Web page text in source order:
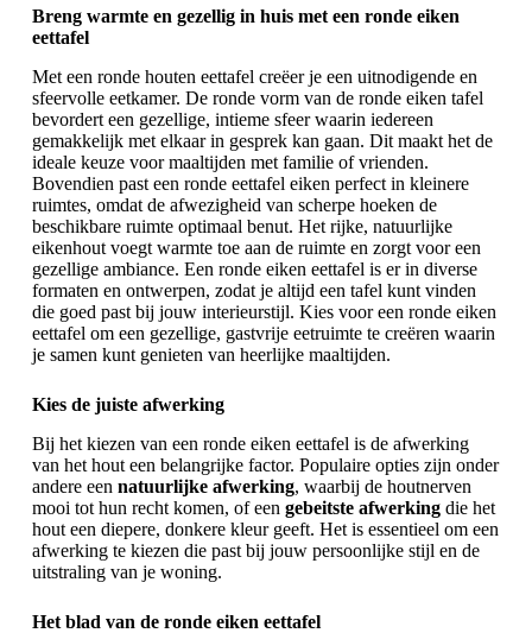
Breng warmte en gezellig in huis met een ronde eiken
eettafel
Met een ronde houten eettafel creëer je een uitnodigende en
sfeervolle eetkamer. De ronde vorm van de ronde eiken tafel
bevordert een gezellige, intieme sfeer waarin iedereen
gemakkelijk met elkaar in gesprek kan gaan. Dit maakt het de
ideale keuze voor maaltijden met familie of vrienden.
Bovendien past een ronde eettafel eiken perfect in kleinere
ruimtes, omdat de afwezigheid van scherpe hoeken de
beschikbare ruimte optimaal benut. Het rijke, natuurlijke
eikenhout voegt warmte toe aan de ruimte en zorgt voor een
gezellige ambiance. Een ronde eiken eettafel is er in diverse
formaten en ontwerpen, zodat je altijd een tafel kunt vinden
die goed past bij jouw interieurstijl. Kies voor een ronde eiken
eettafel om een gezellige, gastvrije eetruimte te creëren waarin
je samen kunt genieten van heerlijke maaltijden.
Kies de juiste afwerking
Bij het kiezen van een ronde eiken eettafel is de afwerking
van het hout een belangrijke factor. Populaire opties zijn onder
andere een natuurlijke afwerking, waarbij de houtnerven
mooi tot hun recht komen, of een gebeitste afwerkingdie het
hout een diepere, donkere kleur geeft. Het is essentieel om een
afwerking te kiezen die past bij jouw persoonlijke stijl en de
uitstraling van je woning.
Het blad van de ronde eiken eettafel